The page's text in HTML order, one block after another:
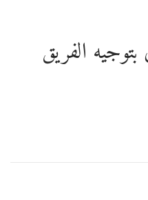
الفريق